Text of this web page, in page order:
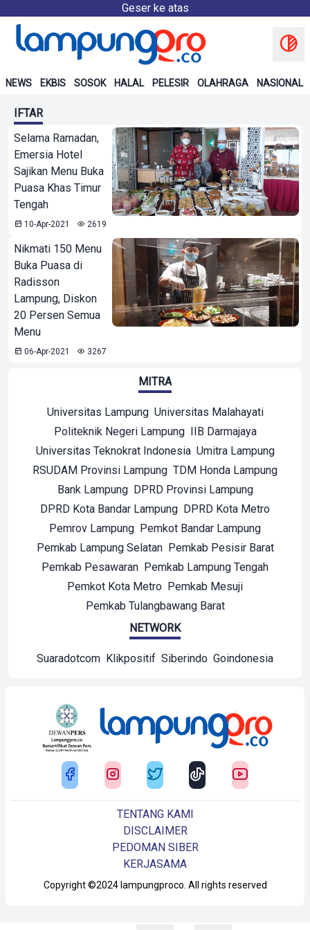
Geser ke atas
NEWS EKBIS SOSOK HALAL PELESIR OLAHRAGA NASIONAL
IFTAR
Selama Ramadan,
Emersia Hotel
Sajikan Menu Buka
Puasa Khas Timur
Tengah
10-Apr-2021 2619
Nikmati 150 Menu
Buka Puasa di
Radisson
Lampung, Diskon
20 Persen Semua
Menu
06-Apr-2021 3267
MITRA
Universitas Lampung Universitas Malahayati
Politeknik Negeri Lampung IIB Darmajaya
Universitas Teknokrat Indonesia Umitra Lampung
RSUDAM Provinsi Lampung TDM Honda Lampung
Bank Lampung DPRD Provinsi Lampung
DPRD Kota Bandar Lampung DPRD Kota Metro
Pemrov Lampung Pemkot Bandar Lampung
Pemkab Lampung Selatan Pemkab Pesisir Barat
Pemkab Pesawaran Pemkab Lampung Tengah
Pemkot Kota Metro Pemkab Mesuji
Pemkab Tulangbawang Barat
NETWORK
Suaradotcom Klikpositif Siberindo Goindonesia
Copyright ©2024 lampungproco. All rights reserved
TENTANG KAMI
DISCLAIMER
PEDOMAN SIBER
KERJASAMA